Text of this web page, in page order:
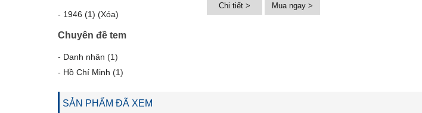
- 1946 (1) (Xóa)
Chuyên đề tem
- Danh nhân (1)
- Hồ Chí Minh (1)
Chi tiết > Mua ngay >
SẢN PHẨM ĐÃ XEM